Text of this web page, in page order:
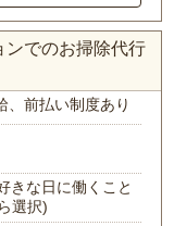
ンでのお掃除代行
、前払い制度あり
きな日に働くこと
選択)